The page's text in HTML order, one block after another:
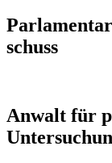
schuss
Anwalt für